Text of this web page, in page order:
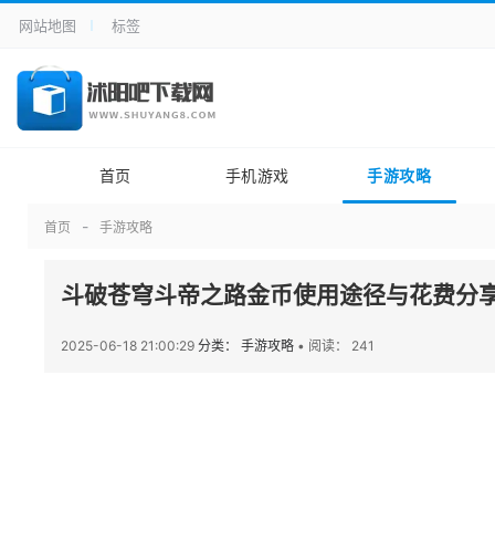
网站地图 标签
首页 手机游戏 手游攻略
首页 手游攻略
斗破苍穹斗帝之路金币使用途径与花费分
2025-06-18 21:00:29 分类： 手游攻略 • 阅读： 241